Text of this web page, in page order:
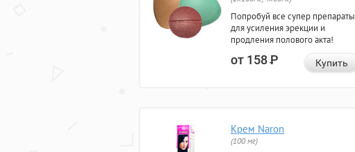
Попробуй все супер препараты
для усиления эрекции и
продления полового акта!
от 158Р Купить
Крем Naron
(100 мг)